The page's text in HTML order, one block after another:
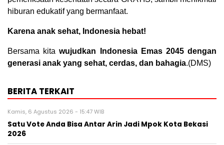
hiburan edukatif yang bermanfaat.
Karena anak sehat, Indonesia hebat!
Bersama kitawujudkan Indonesia Emas 2045 dengan
generasi anak yang sehat, cerdas, dan bahagia.(DMS)
BERITA TERKAIT
Kamis, 6 Agustus 2026 - 15:47 WIB
Satu Vote Anda Bisa Antar Arin Jadi Mpok Kota Bekasi
2026